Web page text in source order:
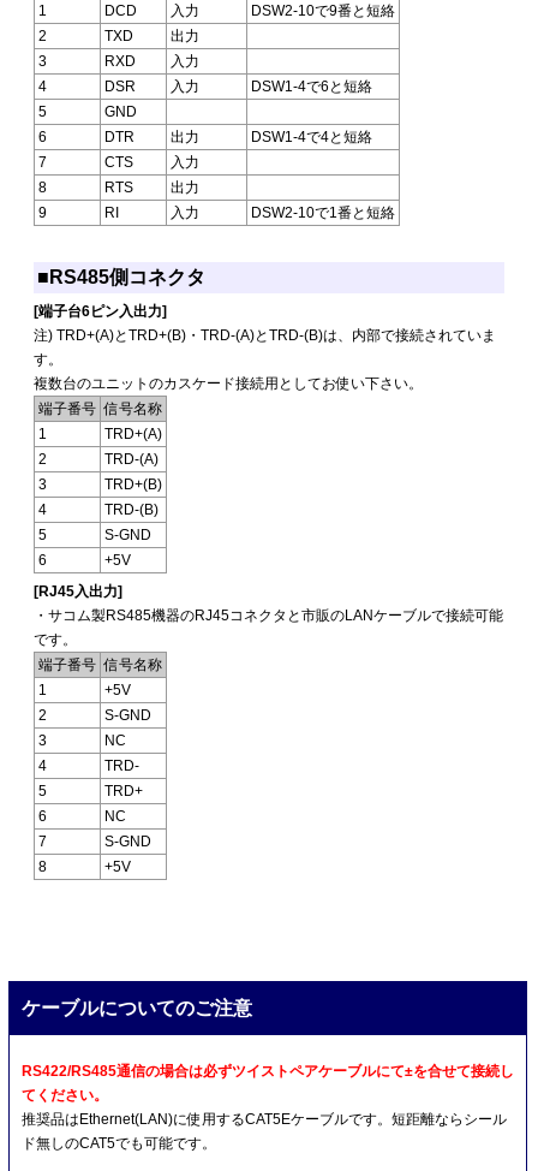
1
DCD 入力
DSW2-10で9番と短絡
2
TXD
出力
3
RXD
入力
4
DSR 入力
DSW1-4で6と短絡
5
GND
6
DTR 出力
DSW1-4で4と短絡
7
CTS
入力
8
RTS
出力
9
RI 入力 DSW2-10で1番と短絡
■RS485側コネクタ
[端子台6ピン入出力]
注) TRD+(A)とTRD+(B)・TRD-(A)とTRD-(B)は、内部で接続されていま
す。
複数台のユニットのカスケード接続用としてお使い下さい。
端子番号 信号名称
1
TRD+(A)
2
TRD-(A)
3
TRD+(B)
4
TRD-(B)
5
S-GND
6
+5V
[RJ45入出力]
・サコム製RS485機器のRJ45コネクタと市販のLANケーブルで接続可能
です。
端子番号 信号名称
1
+5V
2
S-GND
3
NC
4
TRD-
5
TRD+
6
NC
7
S-GND
8
+5V
ケーブルについてのご注意
RS422/RS485通信の場合は必ずツイストペアケーブルにて±を合せて接続し
てください。
推奨品はEthernet(LAN)に使用するCAT5Eケーブルです。短距離ならシール
ド無しのCAT5でも可能です。